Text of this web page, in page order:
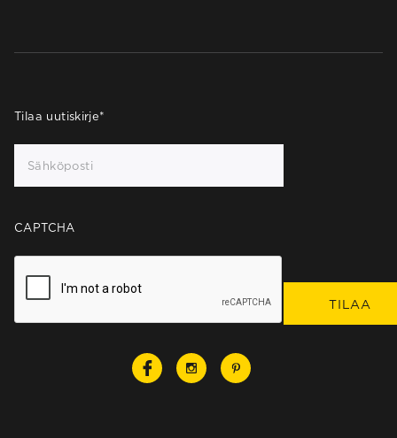
Tilaa uutiskirje*
CAPTCHA